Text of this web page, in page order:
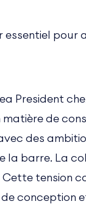
essentiel pour
President
de
des
la barre. La
tension
de